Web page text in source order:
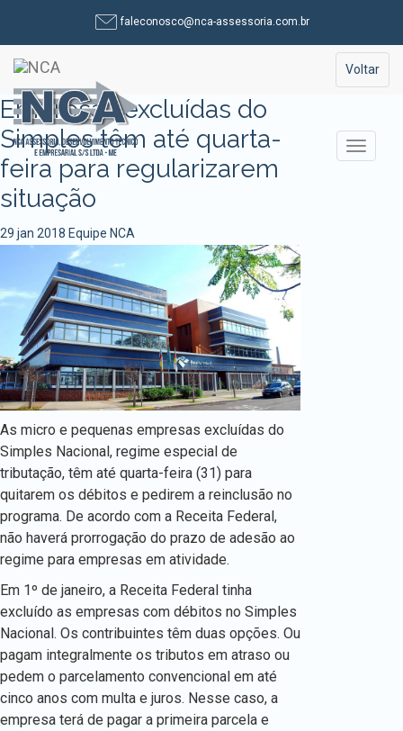
para
o
conteúdo
faleconosco@nca-assessoria.com.br
Toggle
Voltar
Empresas excluídas do
Simples têm até quarta-
feira para regularizarem
situação
29 jan 2018 Equipe NCA
As micro e pequenas empresas excluídas do
Simples Nacional, regime especial de
tributação, têm até quarta-feira (31) para
quitarem os débitos e pedirem a reinclusão no
programa. De acordo com a Receita Federal,
não haverá prorrogação do prazo de adesão ao
regime para empresas em atividade.
Em 1º de janeiro, a Receita Federal tinha
excluído as empresas com débitos no Simples
Nacional. Os contribuintes têm duas opções. Ou
pagam integralmente os tributos em atraso ou
pedem o parcelamento convencional em até
cinco anos com multa e juros. Nesse caso, a
empresa terá de pagar a primeira parcela e